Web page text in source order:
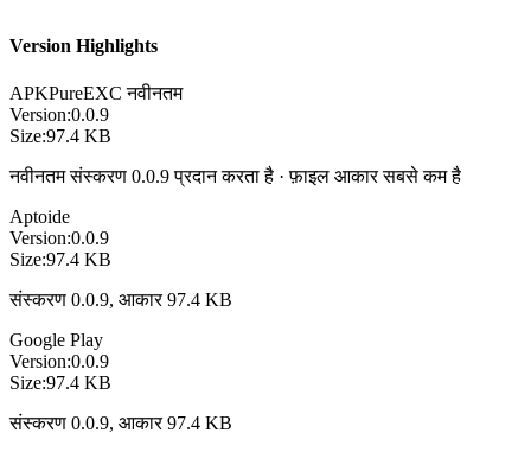
Version Highlights
APKPureEXC नवीनतम
Version:0.0.9
Size:97.4 KB
नवीनतम संस्करण 0.0.9 प्रदान करता है · फ़ाइल आकार सबसे कम है
Aptoide
Version:0.0.9
Size:97.4 KB
संस्करण 0.0.9, आकार 97.4 KB
Google Play
Version:0.0.9
Size:97.4 KB
संस्करण 0.0.9, आकार 97.4 KB